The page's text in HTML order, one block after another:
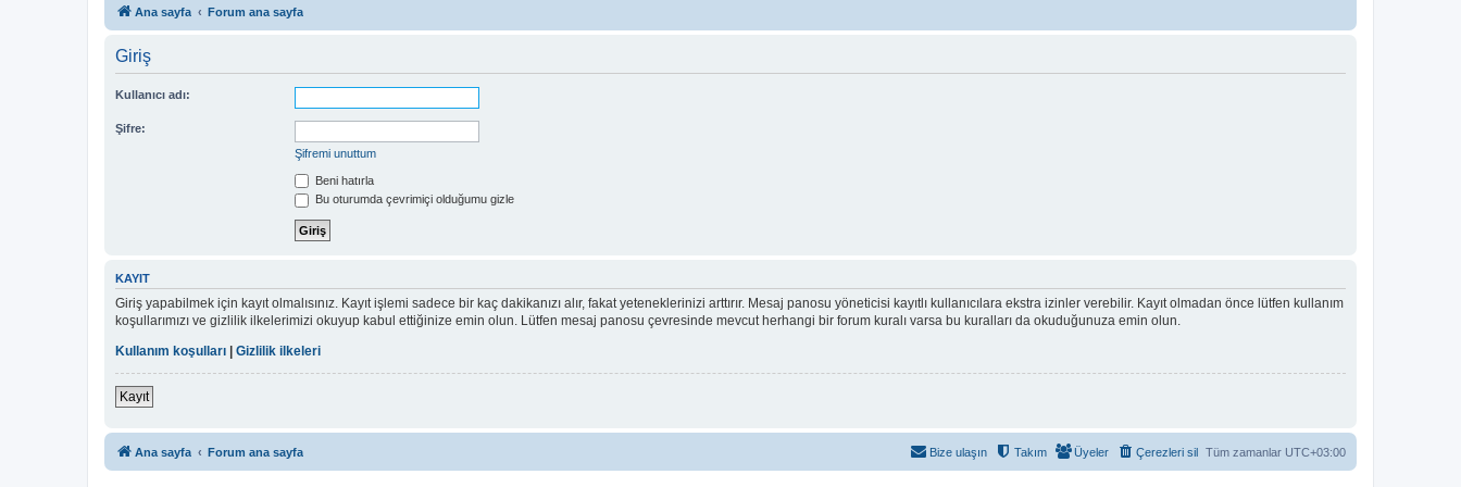
Ana sayfa Forum ana sayfa
Giriş
Kullanıcı adı:
Şifre:
Şifremi unuttum
Beni hatırla
Bu oturumda çevrimiçi olduğumu gizle
KAYIT
Giriş yapabilmek için kayıt olmalısınız. Kayıt işlemi sadece bir kaç dakikanızı alır, fakat yeteneklerinizi arttırır. Mesaj panosu yöneticisi kayıtlı kullanıcılara ekstra izinler verebilir. Kayıt olmadan önce lütfen kullanım
koşullarımızı ve gizlilik ilkelerimizi okuyup kabul ettiğinize emin olun. Lütfen mesaj panosu çevresinde mevcut herhangi bir forum kuralı varsa bu kuralları da okuduğunuza emin olun.
Kullanım koşulları
Gizlilik ilkeleri
Kayıt
Ana sayfa Forum ana sayfa Tüm zamanlar UTC+03:00
Çerezleri sil
Üyeler
Takım
Bize ulaşın